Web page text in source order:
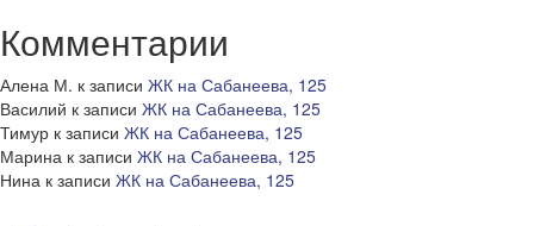
Комментарии
Алена М. к записи ЖК на Сабанеева, 125
Василий к записи ЖК на Сабанеева, 125
Тимур к записи ЖК на Сабанеева, 125
Марина к записи ЖК на Сабанеева, 125
Нина к записи ЖК на Сабанеева, 125